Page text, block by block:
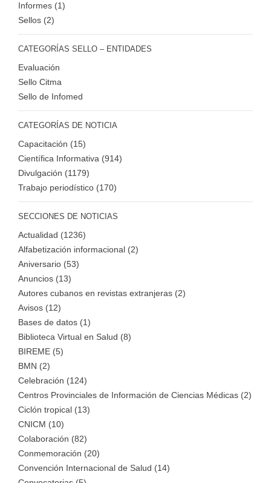
Informes (1)
Sellos (2)
CATEGORÍAS SELLO – ENTIDADES
Evaluación
Sello Citma
Sello de Infomed
CATEGORÍAS DE NOTICIA
Capacitación (15)
Científica Informativa (914)
Divulgación (1179)
Trabajo periodístico (170)
SECCIONES DE NOTICIAS
Actualidad (1236)
Alfabetización informacional (2)
Aniversario (53)
Anuncios (13)
Autores cubanos en revistas extranjeras (2)
Avisos (12)
Bases de datos (1)
Biblioteca Virtual en Salud (8)
BIREME (5)
BMN (2)
Celebración (124)
Centros Provinciales de Información de Ciencias Médicas (2)
Ciclón tropical (13)
CNICM (10)
Colaboración (82)
Conmemoración (20)
Convención Internacional de Salud (14)